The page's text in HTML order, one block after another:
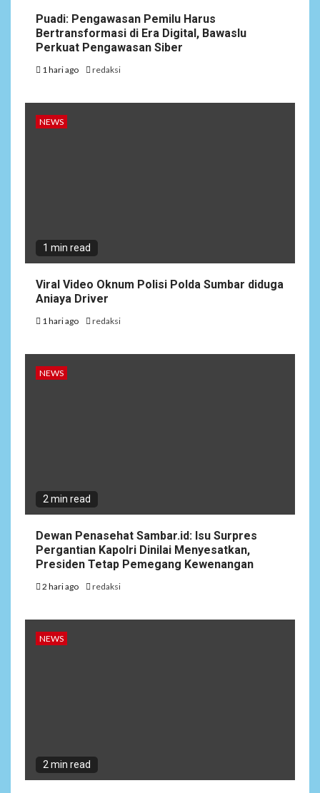
Puadi: Pengawasan Pemilu Harus
Bertransformasi di Era Digital, Bawaslu
Perkuat Pengawasan Siber
1 hari ago redaksi
NEWS
1 min read
Viral Video Oknum Polisi Polda Sumbar diduga
Aniaya Driver
1 hari ago redaksi
NEWS
2 min read
Dewan Penasehat Sambar.id: Isu Surpres
Pergantian Kapolri Dinilai Menyesatkan,
Presiden Tetap Pemegang Kewenangan
2 hari ago redaksi
NEWS
2 min read